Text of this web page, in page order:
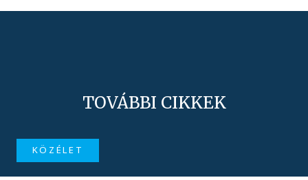
TOVÁBBI CIKKEK
KÖZÉLET